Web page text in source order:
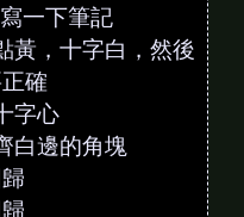
一下筆記
黃，十字白，然後
確
字心
白邊的角塊